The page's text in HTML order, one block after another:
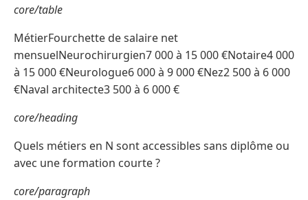
core/table
MétierFourchette de salaire net
mensuelNeurochirurgien7 000 à 15 000 €Notaire4 000
à 15 000 €Neurologue6 000 à 9 000 €Nez2 500 à 6 000
€Naval architecte3 500 à 6 000 €
core/heading
Quels métiers en N sont accessibles sans diplôme ou
avec une formation courte ?
core/paragraph